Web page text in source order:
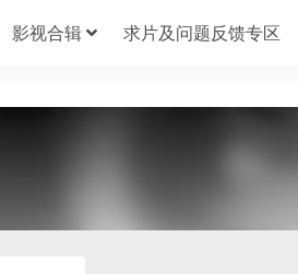
影视合辑 求片及问题反馈专区